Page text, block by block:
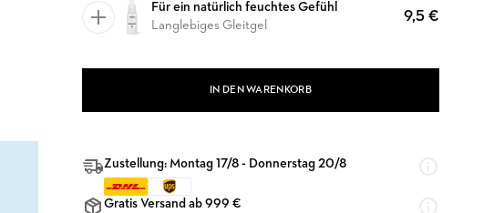
Für ein natürlich feuchtes Gefühl
Langlebiges Gleitgel
9,5 €
IN DEN WARENKORB
Zustellung: Montag 17/8 - Donnerstag 20/8
Gratis Versand ab 999 €